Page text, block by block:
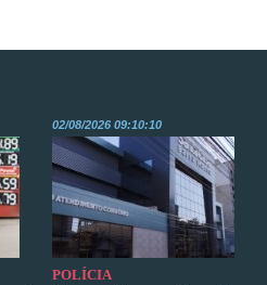
02/08/2026 09:10:10
POLÍCIA